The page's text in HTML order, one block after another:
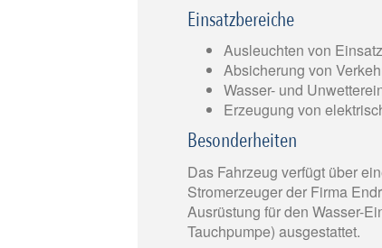
Einsatzbereiche
Ausleuchten von
Absicherung von
Wasser- und
Erzeugung von
Besonderheiten
Das Fahrzeug verfügt über
Stromerzeuger der Firma
Ausrüstung für den Wasser-
Tauchpumpe) ausgestattet.